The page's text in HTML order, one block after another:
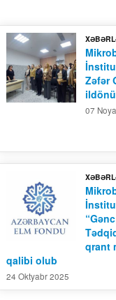
Zəfər
07
qrant
qalibi olub
24 Oktyabr 2025